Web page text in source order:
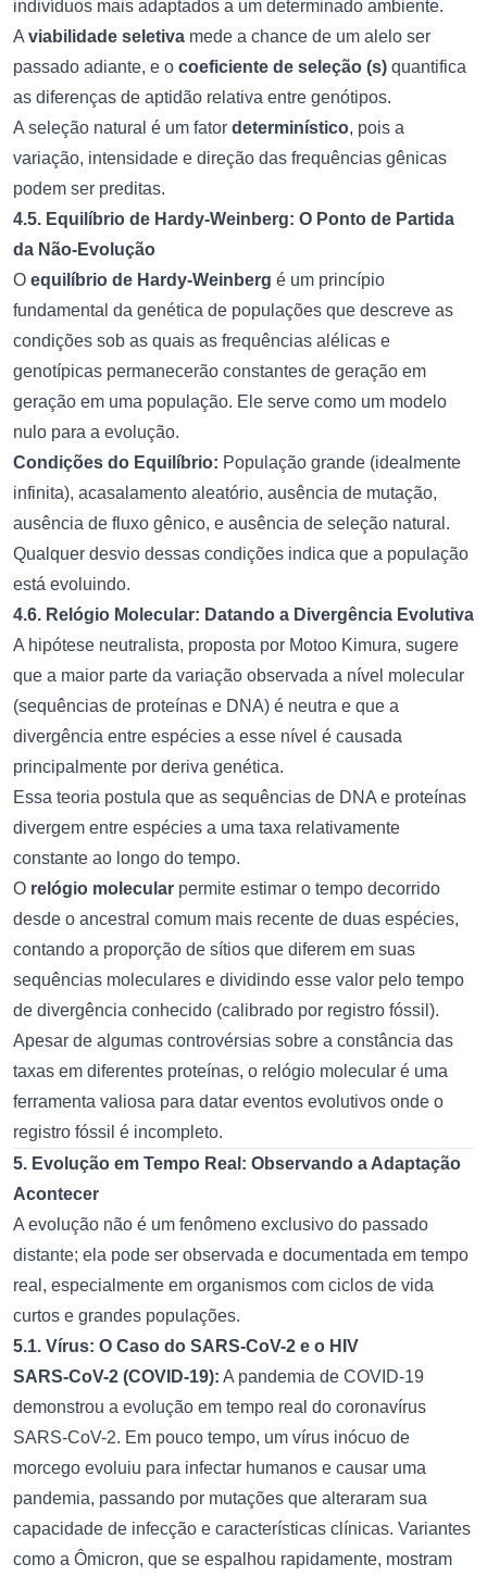
indivíduos mais adaptados a um determinado ambiente.
A viabilidade seletiva mede a chance de um alelo ser
passado adiante, e o coeficiente de seleção (s) quantifica
as diferenças de aptidão relativa entre genótipos.
A seleção natural é um fator determinístico, pois a
variação, intensidade e direção das frequências gênicas
podem ser preditas.
4.5. Equilíbrio de Hardy-Weinberg: O Ponto de Partida
da Não-Evolução
O equilíbrio de Hardy-Weinberg é um princípio
fundamental da genética de populações que descreve as
condições sob as quais as frequências alélicas e
genotípicas permanecerão constantes de geração em
geração em uma população. Ele serve como um modelo
nulo para a evolução.
Condições do Equilíbrio: População grande (idealmente
infinita), acasalamento aleatório, ausência de mutação,
ausência de fluxo gênico, e ausência de seleção natural.
Qualquer desvio dessas condições indica que a população
está evoluindo.
4.6. Relógio Molecular: Datando a Divergência Evolutiva
A hipótese neutralista, proposta por Motoo Kimura, sugere
que a maior parte da variação observada a nível molecular
(sequências de proteínas e DNA) é neutra e que a
divergência entre espécies a esse nível é causada
principalmente por deriva genética.
Essa teoria postula que as sequências de DNA e proteínas
divergem entre espécies a uma taxa relativamente
constante ao longo do tempo.
O relógio molecular permite estimar o tempo decorrido
desde o ancestral comum mais recente de duas espécies,
contando a proporção de sítios que diferem em suas
sequências moleculares e dividindo esse valor pelo tempo
de divergência conhecido (calibrado por registro fóssil).
Apesar de algumas controvérsias sobre a constância das
taxas em diferentes proteínas, o relógio molecular é uma
ferramenta valiosa para datar eventos evolutivos onde o
registro fóssil é incompleto.
5. Evolução em Tempo Real: Observando a Adaptação
Acontecer
A evolução não é um fenômeno exclusivo do passado
distante; ela pode ser observada e documentada em tempo
real, especialmente em organismos com ciclos de vida
curtos e grandes populações.
5.1. Vírus: O Caso do SARS-CoV-2 e o HIV
SARS-CoV-2 (COVID-19): A pandemia de COVID-19
demonstrou a evolução em tempo real do coronavírus
SARS-CoV-2. Em pouco tempo, um vírus inócuo de
morcego evoluiu para infectar humanos e causar uma
pandemia, passando por mutações que alteraram sua
capacidade de infecção e características clínicas. Variantes
como a Ômicron, que se espalhou rapidamente, mostram